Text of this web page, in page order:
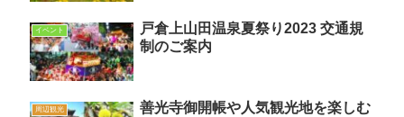
イベント
戸倉上山田温泉夏祭り2023 交通規
制のご案内
周辺観光
善光寺御開帳や人気観光地を楽しむ